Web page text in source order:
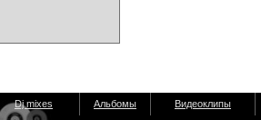
Dj mixes Альбомы Видеоклипы